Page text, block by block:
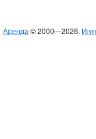
Аренда © 2000—2026.